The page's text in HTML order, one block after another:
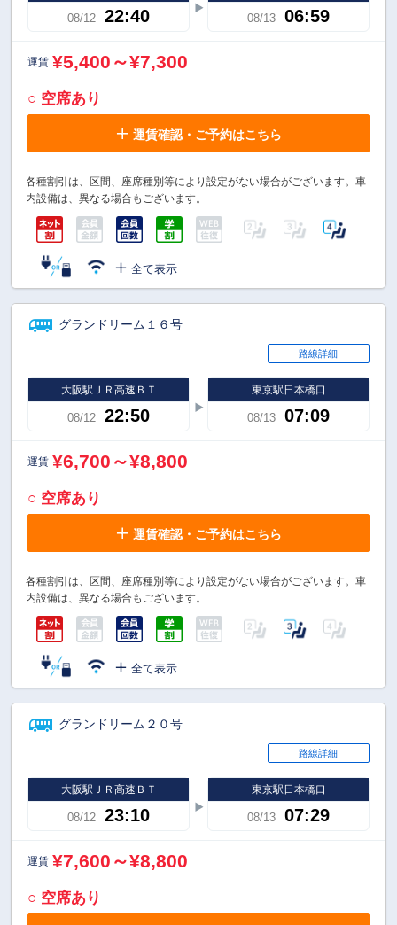
08/12 22:40 08/13 06:59
運賃 ¥5,400～¥7,300
○ 空席あり
運賃確認・ご予約はこちら
各種割引は、区間、座席種別等により設定がない場合がございます。車
内設備は、異なる場合もございます。
全て表示
グランドリーム１６号
路線詳細
大阪駅ＪＲ高速ＢＴ
08/12 22:50
東京駅日本橋口
08/13 07:09
運賃 ¥6,700～¥8,800
○ 空席あり
運賃確認・ご予約はこちら
各種割引は、区間、座席種別等により設定がない場合がございます。車
内設備は、異なる場合もございます。
全て表示
グランドリーム２０号
路線詳細
大阪駅ＪＲ高速ＢＴ
08/12 23:10
東京駅日本橋口
08/13 07:29
運賃 ¥7,600～¥8,800
○ 空席あり